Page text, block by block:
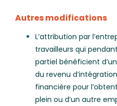
Autres modifications
L’attribution par
travailleurs qui
partiel bénéficient
du revenu
financière pour
plein ou d’un autre